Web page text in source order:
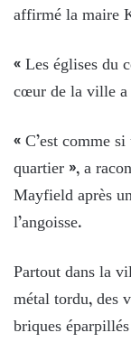
affirmé la maire
« Les églises du
cœur de la ville
« C’est comme
quartier », a
Mayfield après
l’angoisse.
Partout dans la
métal tordu, des
briques